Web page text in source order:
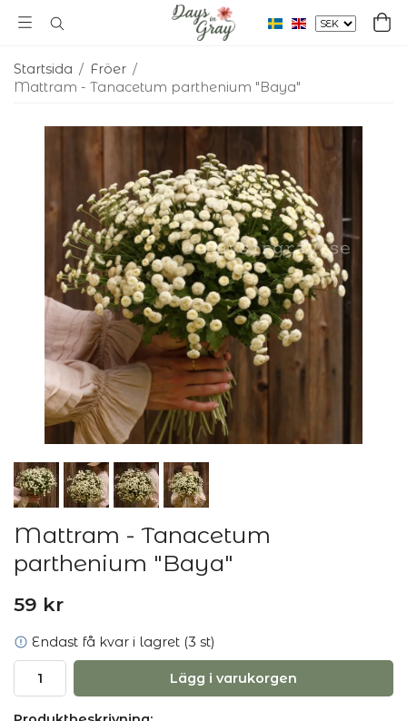
Startsida / Fröer /
Mattram - Tanacetum parthenium "Baya"
Mattram - Tanacetum
parthenium "Baya"
59 kr
Endast få kvar i lagret (3 st)
Lägg i varukorgen